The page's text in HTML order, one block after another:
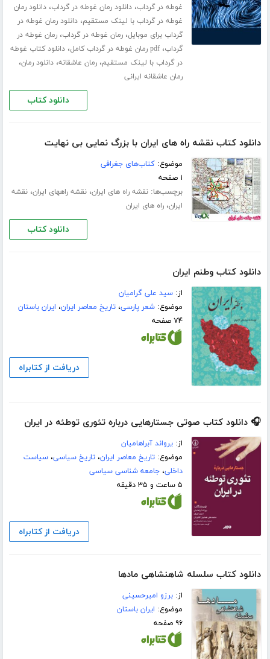
غوطه در گرداب،دانلود رمان غوطه در گرداب،دانلود رمان
غوطه در گرداب با لینک مستقیم،دانلود رمان غوطه در
گرداب برای موبایل،رمان غوطه در گرداب،رمان غوطه در
گرداب،pdf رمان غوطه در گرداب کامل ،دانلود کتاب غوطه
در گرداب با لینک مستقیم،رمان عاشقانه،دانلود رمان،
رمان عاشقانه ایرانی
دانلود کتاب
دانلود کتاب نقشه راه های ایران با بزرگ نمایی بی نهایت
موضوع:کتاب‌های جغرافی
۱ صفحه
برچسب‌ها:نقشه راه های ایران،نقشه راههای ایران،نقشه
ایران،راه های ایران
دانلود کتاب
دانلود کتاب وطنم ایران
از:سید علی گرامیان
موضوع:شعر پارسی،تاریخ معاصر ایران، ایران باستان
۷۴ صفحه
دریافت از کتابراه
🎧 دانلود کتاب صوتی جستارهایی درباره‌ تئوری توطئه در ایران
از:یرواند آبراهامیان
موضوع:تاریخ معاصر ایران،تاریخ سیاسی،سیاست
داخلی،جامعه شناسی سیاسی
۵ ساعت و ۳۵ دقیقه
دریافت از کتابراه
دانلود کتاب سلسله شاهنشاهی مادها
از:برزو امیرحسینی
موضوع: ایران باستان
۹۶ صفحه